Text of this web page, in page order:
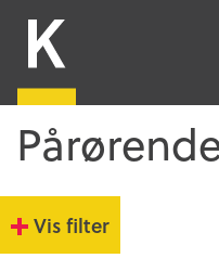
HOVEDINNHOLD
Vis filter